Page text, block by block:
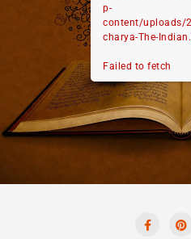
p-
content/uploads/
charya-The-
Failed to fetch